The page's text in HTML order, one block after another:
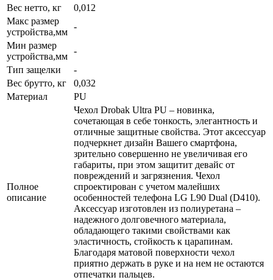
Вес нетто, кг
0,012
Макс размер
устройства,мм
-
Мин размер
устройства,мм
-
Тип защелки
-
Вес брутто, кг
0,032
Материал
PU
Полное
описание
Чехол Drobak Ultra PU – новинка,
сочетающая в себе тонкость, элегантность и
отличные защитные свойства. Этот аксессуар
подчеркнет дизайн Вашего смартфона,
зрительно совершенно не увеличивая его
габариты, при этом защитит девайс от
повреждений и загрязнения. Чехол
спроектирован с учетом малейших
особенностей телефона LG L90 Dual (D410).
Аксессуар изготовлен из полиуретана –
надежного долговечного материала,
обладающего такими свойствами как
эластичность, стойкость к царапинам.
Благодаря матовой поверхности чехол
приятно держать в руке и на нем не остаются
отпечатки пальцев.